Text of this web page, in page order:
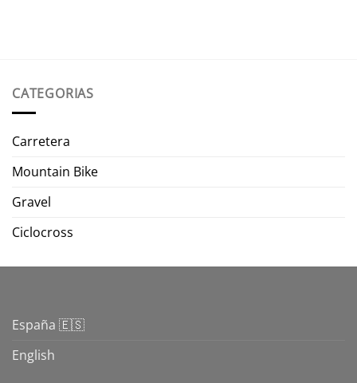
CATEGORIAS
Carretera
Mountain Bike
Gravel
Ciclocross
España 🇪🇸
English